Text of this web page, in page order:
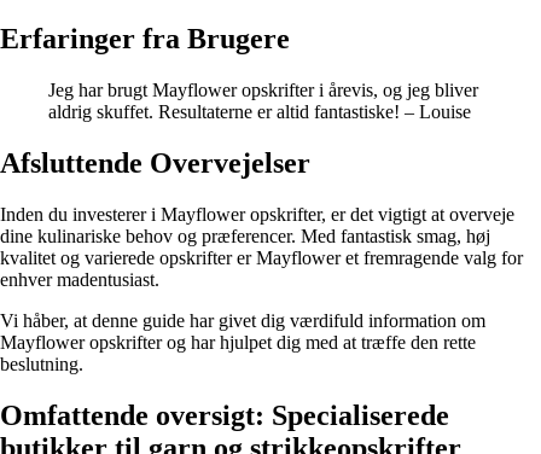
Erfaringer fra Brugere
Jeg har brugt Mayflower opskrifter i årevis, og jeg bliver
aldrig skuffet. Resultaterne er altid fantastiske! – Louise
Afsluttende Overvejelser
Inden du investerer i Mayflower opskrifter, er det vigtigt at overveje
dine kulinariske behov og præferencer. Med fantastisk smag, høj
kvalitet og varierede opskrifter er Mayflower et fremragende valg for
enhver madentusiast.
Vi håber, at denne guide har givet dig værdifuld information om
Mayflower opskrifter og har hjulpet dig med at træffe den rette
beslutning.
Omfattende oversigt: Specialiserede